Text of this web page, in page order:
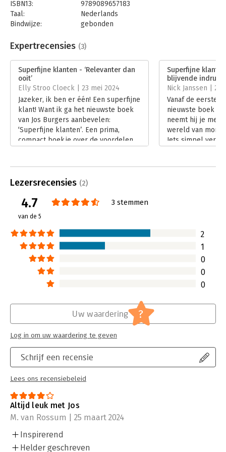
ISBN13:
9789089657183
Taal:
Nederlands
Bindwijze:
gebonden
Uitgever:
Van Duuren Management
Verschijningsdatum:
11-3-2024
Hoofdrubriek: Marketing
Expertrecensies (3)
Superfijne klanten - ‘Relevanter dan
ooit’
Elly Stroo Cloeck | 23 mei 2024
Jazeker, ik ben er één! Een superfijne
klant! Want ik ga het nieuwste boek
van Jos Burgers aanbevelen:
‘Superfijne klanten’. Een prima,
compact boekje over de voordelen
Lees verder
Superfijne
blijvende indruk’
Nick Janssen | 26
Vanaf de eerste
nieuwste boek
neemt hij je mee
wereld van
Iets simpel
Lezersrecensies (2)
4.7
van de 5
3 stemmen
2
1
0
0
0
Schrijf een recensie
Lees ons recensiebeleid
Uw waardering ?
Log in om uw waardering te geven
Altijd leuk met Jos
M. van Rossum | 25 maart 2024
Inspirerend
Helder geschreven